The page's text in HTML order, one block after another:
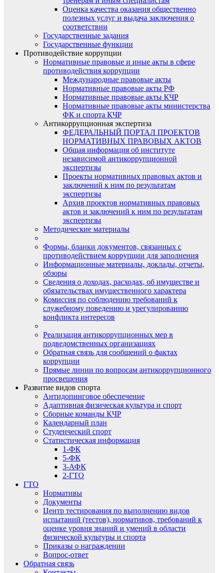
Оценка качества оказания общественно
полезных услуг и выдача заключения о
соответствии
Государственные задания
Государственные функции
Противодействие коррупции
Нормативные правовые и иные акты в сфере
противодействия коррупции
Международные правовые акты
Нормативные правовые акты РФ
Нормативные правовые акты КЧР
Нормативные правовые акты министерства
ФК и спорта КЧР
Антикоррупционная экспертиза
ФЕДЕРАЛЬНЫЙ ПОРТАЛ ПРОЕКТОВ
НОРМАТИВНЫХ ПРАВОВЫХ АКТОВ
Общая информация об институте
независимой антикоррупционной
экспертизы
Проекты нормативных правовых актов и
заключений к ним по результатам
экспертизы
Архив проектов нормативных правовых
актов и заключений к ним по результатам
экспертизы
Методические материалы
Формы, бланки документов, связанных с
противодействием коррупции для заполнения
Информационные материалы, доклады, отчеты,
обзоры
Сведения о доходах, расходах, об имуществе и
обязательствах имущественного характера
Комиссия по соблюдению требований к
служебному поведению и урегулированию
конфликта интересов
Реализация антикоррупционных мер в
подведомственных организациях
Обратная связь для сообщений о фактах
коррупции
Прямые линии по вопросам антикоррупционного
просвещения
Развитие видов спорта
Антидопинговое обеспечение
Адаптивная физическая культура и спорт
Сборные команды КЧР
Календарный план
Студенческий спорт
Статистическая информация
1-ФК
5-ФК
3-АФК
2-ГТО
ГТО
Нормативы
Документы
Центр тестирования по выполнению видов
испытаний (тестов), нормативов, требований к
оценке уровня знаний и умений в области
физической культуры и спорта
Приказы о награждении
Вопрос-ответ
Обратная связь